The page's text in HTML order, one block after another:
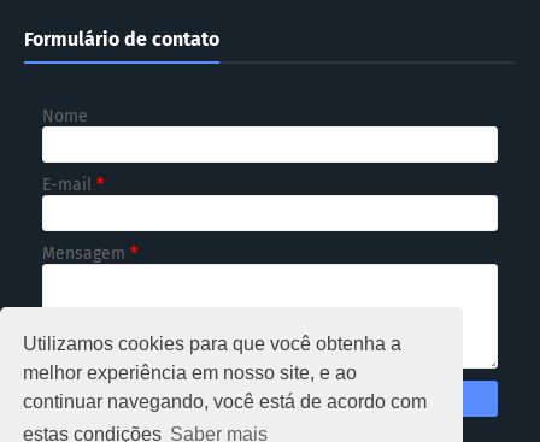
Utilizamos cookies para que você obtenha a
melhor experiência em nosso site, e ao
continuar navegando, você está de acordo com
estas condições Saber mais
Formulário de contato
Nome
E-mail *
Mensagem *